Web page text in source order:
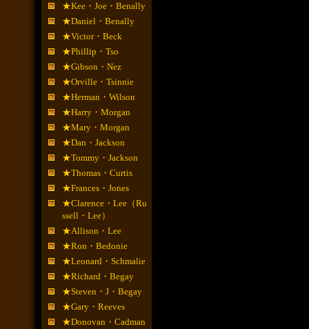
★Kee・Joe・Benally
★Daniel・Benally
★Victor・Beck
★Phillip・Tso
★Gibson・Nez
★Orville・Tsinnie
★Herman・Wilson
★Harry・Morgan
★Mary・Morgan
★Dan・Jackson
★Tommy・Jackson
★Thomas・Curtis
★Frances・Jones
★Clarence・Lee（Ru
ssell・Lee）
★Allison・Lee
★Ron・Bedonie
★Leonard・Schmalie
★Richard・Begay
★Steven・J・Begay
★Gary・Reeves
★Donovan・Cadman